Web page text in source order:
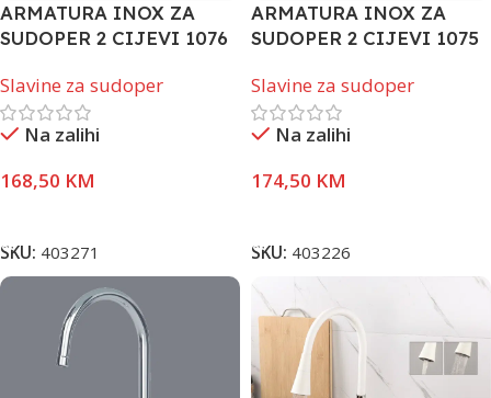
ARMATURA INOX ZA
SUDOPER 2 CIJEVI 1076
Slavine za sudoper
Na zalihi
168,50 KM
SKU: 403271
ARMATURA INOX ZA
SUDOPER 2 CIJEVI 1075
Slavine za sudoper
Na zalihi
174,50 KM
SKU: 403226